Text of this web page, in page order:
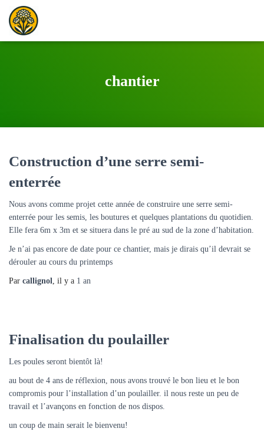
chantier
Construction d’une serre semi-
enterrée
Nous avons comme projet cette année de construire une serre semi-
enterrée pour les semis, les boutures et quelques plantations du quotidien.
Elle fera 6m x 3m et se situera dans le pré au sud de la zone d’habitation.
Je n’ai pas encore de date pour ce chantier, mais je dirais qu’il devrait se
dérouler au cours du printemps
Par callignol, il y a 1 an
Finalisation du poulailler
Les poules seront bientôt là!
au bout de 4 ans de réflexion, nous avons trouvé le bon lieu et le bon
compromis pour l’installation d’un poulailler. il nous reste un peu de
travail et l’avançons en fonction de nos dispos.
un coup de main serait le bienvenu!